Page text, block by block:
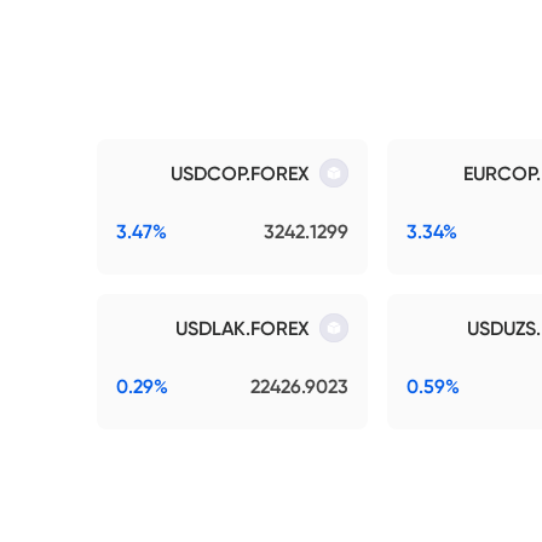
3.34%
USDCOP.FOREX
3242.1299
3.47%
0.59%
USDLAK.FOREX
22426.9023
0.29%